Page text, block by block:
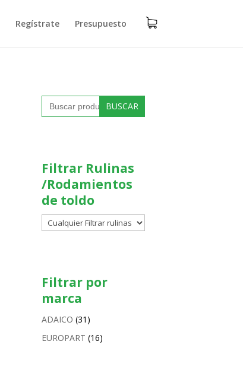
Regístrate Presupuesto
Buscar:
Filtrar Rulinas
/Rodamientos
de toldo
Filtrar por
marca
ADAICO (31)
EUROPART (16)